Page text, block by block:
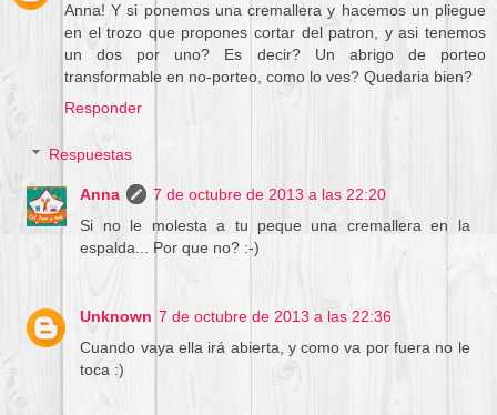
Anna! Y si ponemos una cremallera y hacemos un pliegue
en el trozo que propones cortar del patron, y asi tenemos
un dos por uno? Es decir? Un abrigo de porteo
transformable en no-porteo, como lo ves? Quedaria bien?
Responder
Respuestas
Anna
7 de octubre de 2013 a las 22:20
Si no le molesta a tu peque una cremallera en la
espalda... Por que no? :-)
Unknown 7 de octubre de 2013 a las 22:36
Cuando vaya ella irá abierta, y como va por fuera no le
toca :)